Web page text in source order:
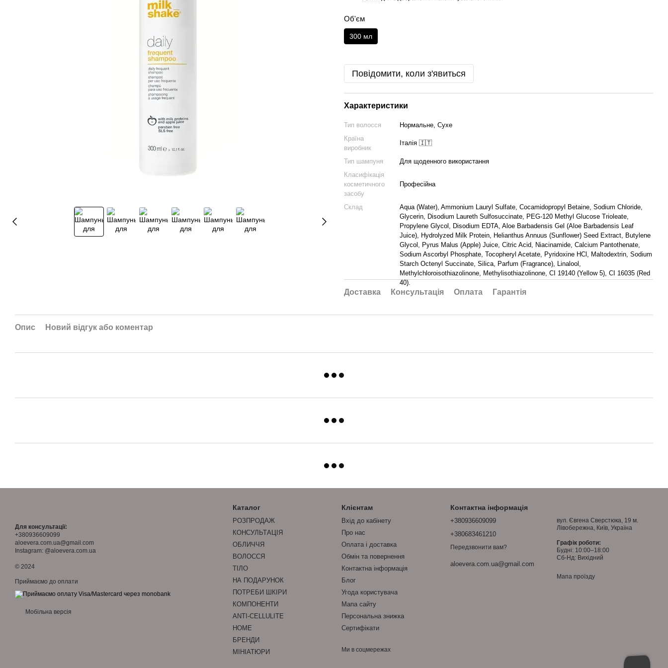
Об'єм
300 мл
Повідомити, коли з'явиться
Характеристики
Тип волосся
Нормальне, Сухе
Країна
виробник
Італія 🇮🇹
Тип шампуня
Для щоденного використання
Класифікація
косметичного
засобу
Професійна
Склад
Aqua (Water), Ammonium Lauryl Sulfate, Cocamidopropyl Betaine, Sodium Chloride,
Glycerin, Disodium Laureth Sulfosuccinate, PEG-120 Methyl Glucose Trioleate,
Propylene Glycol, Disodium EDTA, Aloe Barbadensis Gel (Aloe Barbadensis Leaf
Juice), Hydrolyzed Milk Protein, Helianthus Annuus (Sunflower) Seed Extract, Butylene
Glycol, Pyrus Malus (Apple) Juice, Citric Acid, Niacinamide, Calcium Pantothenate,
Sodium Ascorbyl Phosphate, Tocopheryl Acetate, Pyridoxine HCl, Maltodextrin, Sodium
Starch Octenyl Succinate, Silica, Parfum (Fragrance), Linalool,
Methylchloroisothiazolinone, Methylisothiazolinone, CI 19140 (Yellow 5), CI 16035 (Red
40).
Доставка Консультація Оплата Гарантія
Опис Новий відгук або коментар
Для консультації:
+380936609099
aloevera.com.ua@gmail.com
Instagram: @aloevera.com.ua
© 2024
Приймаємо до оплати
Мобільна версія
Каталог
РОЗПРОДАЖ
КОНСУЛЬТАЦІЯ
ОБЛИЧЧЯ
ВОЛОССЯ
ТІЛО
НА ПОДАРУНОК
ПОТРЕБИ ШКІРИ
КОМПОНЕНТИ
ANTI-CELLULITE
HOME
БРЕНДИ
МІНІАТЮРИ
Клієнтам
Вхід до кабінету
Про нас
Оплата і доставка
Обмін та повернення
Контактна інформація
Блог
Угода користувача
Мапа сайту
Персональна знижка
Сертифікати
Ми в соцмережах
Контактна інформація
+380936609099
+380683461210
Передзвонити вам?
aloevera.com.ua@gmail.com
вул. Євгена Сверстюка, 19 м.
Лівобережна, Київ, Україна
Графік роботи:
Будні: 10:00–18:00
Сб-Нд: Вихідний
Мапа проїзду